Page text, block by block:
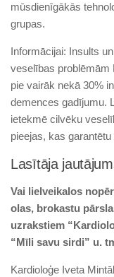
mūsdienīgākās
grupas.
Informācijai: Insults
veselības problēmām
pie vairāk nekā 30%
demences gadījumu.
ietekmē cilvēku
pieejas, kas
Lasītāja
Vai lielveikalos
olas, brokastu
uzrakstiem
“Mīli savu sirdi” u.
Kardioloģe Iveta